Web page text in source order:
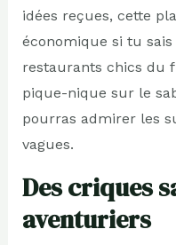
idées reçues, cette
économique si tu sais
restaurants chics du
pique-nique sur le
pourras admirer les
vagues.
Des criques
aventuriers